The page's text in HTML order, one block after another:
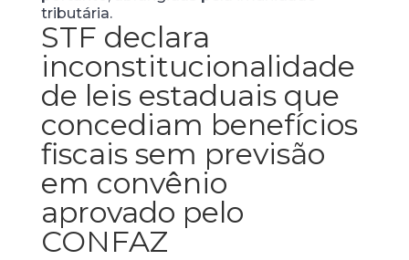
tributária.
STF declara
inconstitucionalidade
de leis estaduais que
concediam benefícios
fiscais sem previsão
em convênio
aprovado pelo
CONFAZ